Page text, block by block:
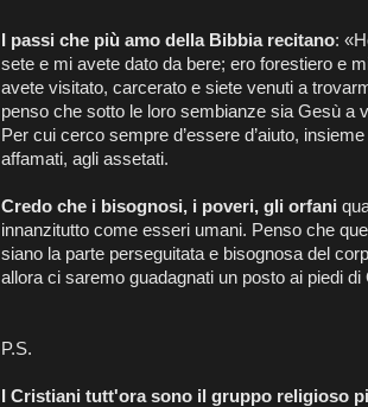
I passi che più amo della Bibbia recitano:
sete e mi avete dato da bere; ero forestiero e
avete visitato, carcerato e siete venuti a
penso che sotto le loro sembianze sia Gesù a
Per cui cerco sempre d’essere d’aiuto,
affamati, agli assetati.
Credo che i bisognosi, i poveri, gli orfani
innanzitutto come esseri umani. Penso che
siano la parte perseguitata e bisognosa del
allora ci saremo guadagnati un posto ai piedi
P.S.
I Cristiani tutt'ora sono il gruppo religioso